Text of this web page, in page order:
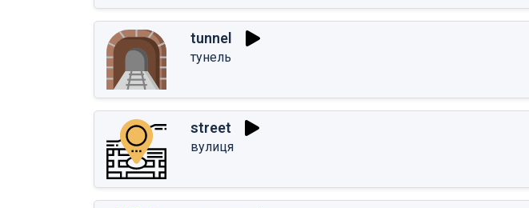
tunnel
тунель
street
вулиця